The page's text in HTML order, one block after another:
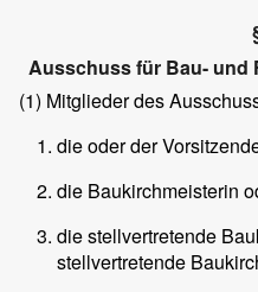
Ausschuss für Bau- und
(1) Mitglieder des
die oder der
die Baukirchmeisterin
die stellvertretende
stellvertretende